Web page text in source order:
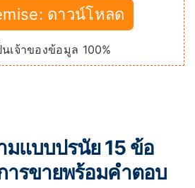
ดาวน์โหลด
เจ้าของข้อมูล 100%
มแบบปรนัย 15 ข้อ
ารขายพร้อมคำตอบ